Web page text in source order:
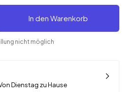
In den Warenkorb
nicht möglich
Dienstag zu Hause